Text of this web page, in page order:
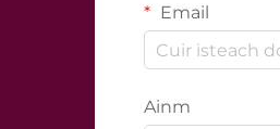
Email
Ainm